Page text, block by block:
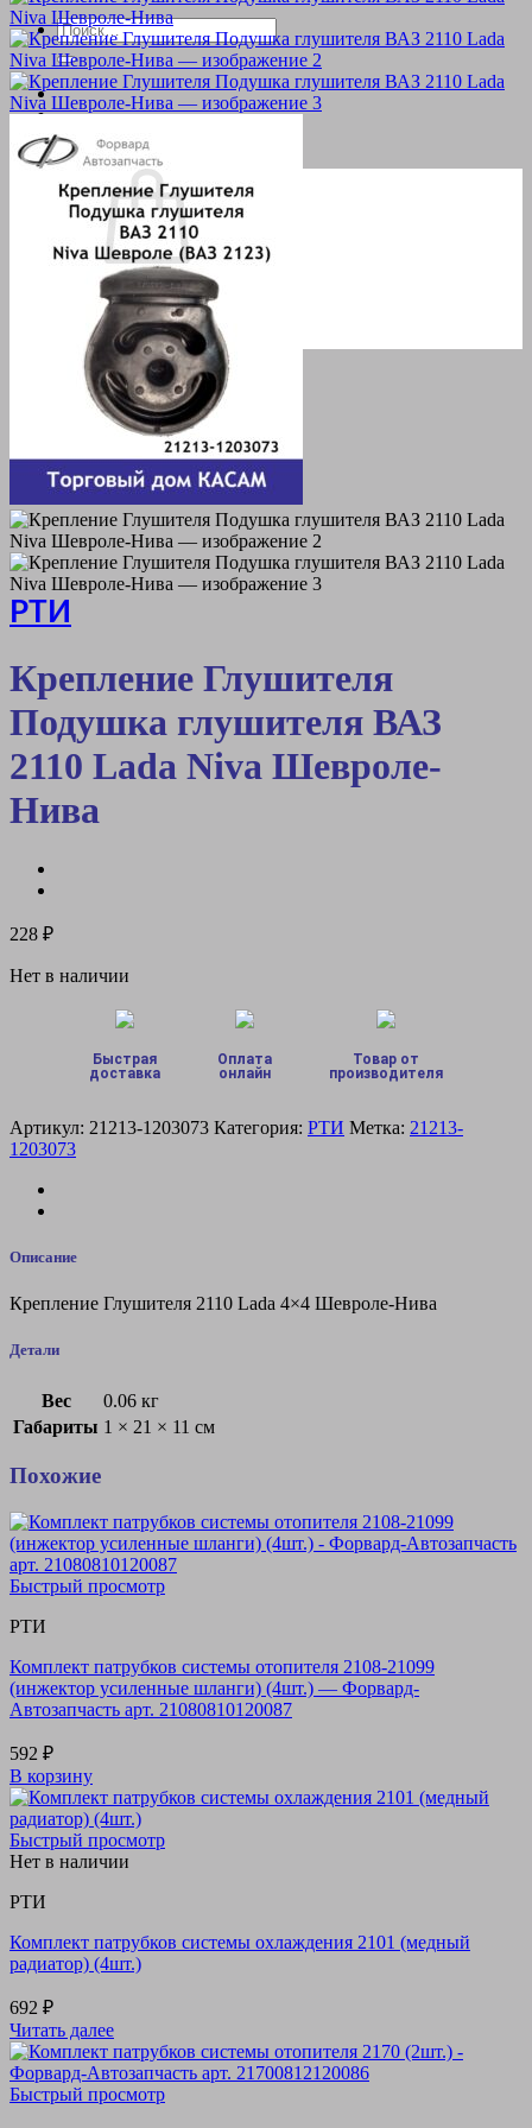
Искать:
Корзина пуста.
Вернуться в магазин
РТИ
Крепление Глушителя
Подушка глушителя ВАЗ
2110 Lada Niva Шевроле-
Нива
228 ₽
Нет в наличии
Быстрая
доставка
Оплата
онлайн
Товар от
производителя
Артикул: 21213-1203073 Категория: РТИ Метка: 21213-
1203073
Описание
Крепление Глушителя 2110 Lada 4×4 Шевроле-Нива
Детали
Вес
0.06 кг
Габариты 1 × 21 × 11 см
Похожие
Быстрый просмотр
РТИ
Комплект патрубков системы отопителя 2108-21099
(инжектор усиленные шланги) (4шт.) — Форвард-
Автозапчасть арт. 21080810120087
592 ₽
В корзину
Быстрый просмотр
Нет в наличии
РТИ
Комплект патрубков системы охлаждения 2101 (медный
радиатор) (4шт.)
692 ₽
Читать далее
Быстрый просмотр